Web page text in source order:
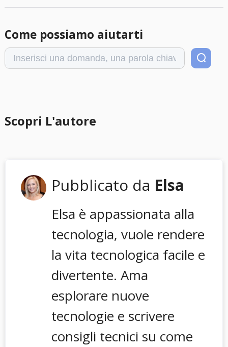
Come possiamo aiutarti
Scopri L'autore
Pubblicato da Elsa
Elsa è appassionata alla
tecnologia, vuole rendere
la vita tecnologica facile e
divertente. Ama
esplorare nuove
tecnologie e scrivere
consigli tecnici su come